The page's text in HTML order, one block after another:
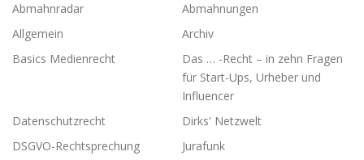
Abmahnradar
Abmahnungen
Allgemein
Archiv
Basics Medienrecht
Das … -Recht – in zehn Fragen
für Start-Ups, Urheber und
Influencer
Datenschutzrecht
Dirks' Netzwelt
DSGVO-Rechtsprechung
Jurafunk